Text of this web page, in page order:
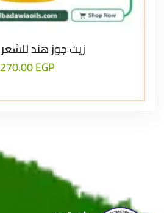
زيت جوز هند للشعر 1 كيلو
270.00EGP